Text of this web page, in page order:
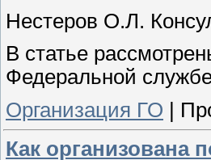
Нестеров О.Л.
В статье
Федеральной службе
Организация ГО
Как организована